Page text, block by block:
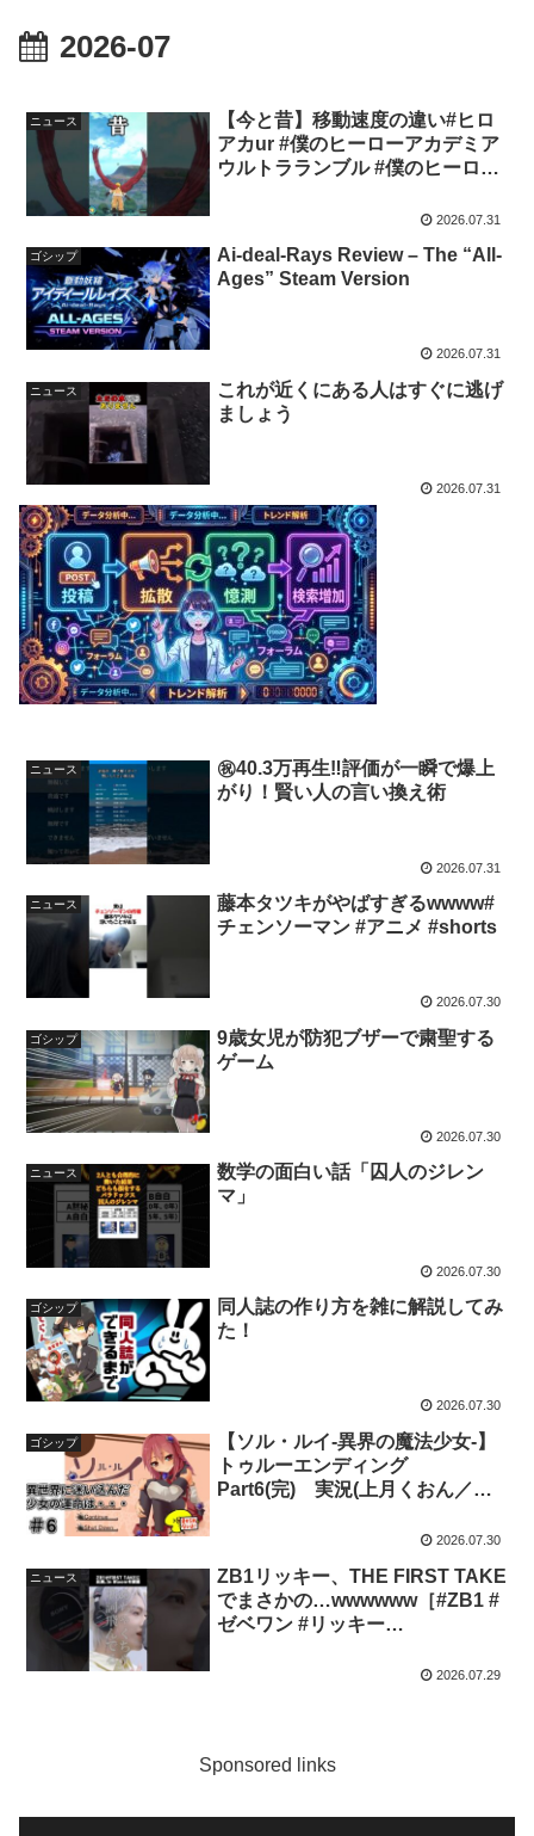
2026-07
ニュース
【今と昔】移動速度の違い#ヒロ
アカur #僕のヒーローアカデミア
ウルトラランブル #僕のヒーロー
2026.07.31
ゴシップ
Ai-deal-Rays Review – The “All-
Ages” Steam Version
2026.07.31
ニュース
これが近くにある人はすぐに逃げ
ましょう
2026.07.31
ニュース
㊗️40.3万再生‼️評価が一瞬で爆上
がり！賢い人の言い換え術
2026.07.31
ニュース
藤本タツキがやばすぎるwwww#
チェンソーマン #アニメ #shorts
2026.07.30
ゴシップ
9歳女児が防犯ブザーで粛聖する
ゲーム
2026.07.30
ニュース
数学の面白い話「囚人のジレン
マ」
2026.07.30
ゴシップ
同人誌の作り方を雑に解説してみ
た！
2026.07.30
ゴシップ
【ソル・ルイ-異界の魔法少女-】
トゥルーエンディング
Part6(完) 実況(上月くおん／
2026.07.30
ニュース
ZB1リッキー、THE FIRST TAKE
でまさかの…wwwwww［#ZB1 #
ゼベワン #リッキー
2026.07.29
Sponsored links